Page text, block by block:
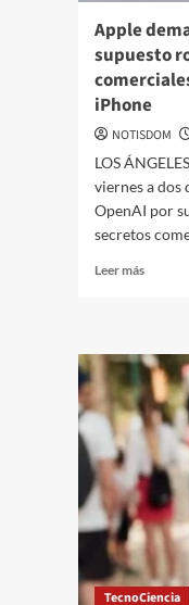
Apple
supuesto
iPhone
NOTISDOM
LOS
viernes a dos
OpenAI por
secretos
Leer más
TecnoCiencia